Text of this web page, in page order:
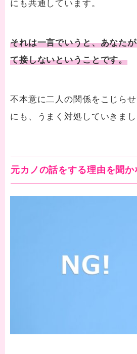
にも共通しています。
それは一言でいうと、あなた
て接しないということです。
不本意に二人の関係をこじら
にも、うまく対処していきまし
元カノの話をする理由を聞